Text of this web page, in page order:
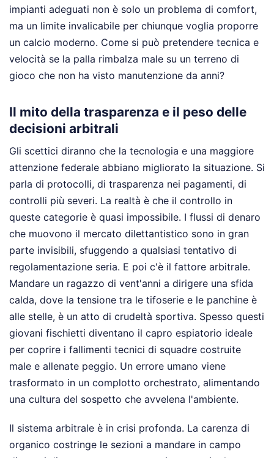
impianti adeguati non è solo un problema di comfort,
ma un limite invalicabile per chiunque voglia proporre
un calcio moderno. Come si può pretendere tecnica e
velocità se la palla rimbalza male su un terreno di
gioco che non ha visto manutenzione da anni?
Il mito della trasparenza e il peso delle
decisioni arbitrali
Gli scettici diranno che la tecnologia e una maggiore
attenzione federale abbiano migliorato la situazione. Si
parla di protocolli, di trasparenza nei pagamenti, di
controlli più severi. La realtà è che il controllo in
queste categorie è quasi impossibile. I flussi di denaro
che muovono il mercato dilettantistico sono in gran
parte invisibili, sfuggendo a qualsiasi tentativo di
regolamentazione seria. E poi c'è il fattore arbitrale.
Mandare un ragazzo di vent'anni a dirigere una sfida
calda, dove la tensione tra le tifoserie e le panchine è
alle stelle, è un atto di crudeltà sportiva. Spesso questi
giovani fischietti diventano il capro espiatorio ideale
per coprire i fallimenti tecnici di squadre costruite
male e allenate peggio. Un errore umano viene
trasformato in un complotto orchestrato, alimentando
una cultura del sospetto che avvelena l'ambiente.
Il sistema arbitrale è in crisi profonda. La carenza di
organico costringe le sezioni a mandare in campo